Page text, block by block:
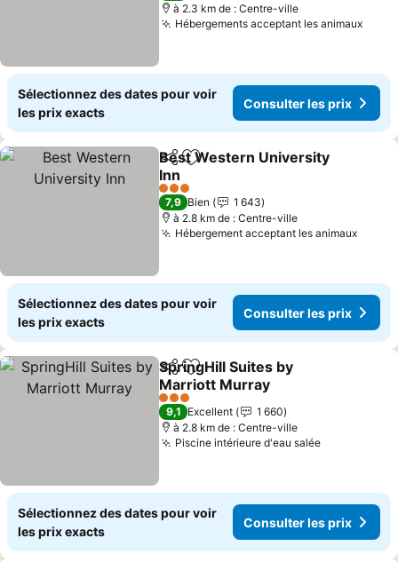
à 2.3 km de : Centre-ville
Hébergements acceptant les animaux
Sélectionnez des dates pour voir
les prix exacts
Consulter les prix
PartagerAjouter à mes favoris
Best Western University
Inn
Consulter les prix
3 Étoiles
7,9 Bien
1 643
à 2.8 km de : Centre-ville
Hébergement acceptant les animaux
Sélectionnez des dates pour voir
les prix exacts
Consulter les prix
PartagerAjouter à mes favoris
SpringHill Suites by
Marriott Murray
Consulter les prix
3 Étoiles
9,1 Excellent
1 660
à 2.8 km de : Centre-ville
Piscine intérieure d'eau saléeConsulter
Sélectionnez des dates pour voir
les prix exacts
Consulter les prix